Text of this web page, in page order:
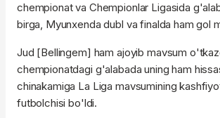
chempionat va Chempionlar Ligasida
birga, Myunxenda dubl va finalda ham gol
Jud [Bellingem] ham ajoyib mavsum
chempionatdagi g'alabada uning ham
chinakamiga La Liga mavsumining
futbolchisi bo'ldi.